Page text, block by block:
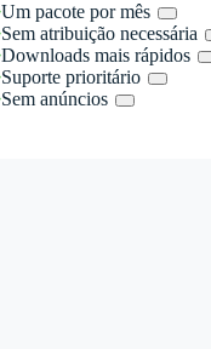
Um pacote por mês
Sem atribuição necessária
Downloads mais rápidos
Suporte prioritário
Sem anúncios